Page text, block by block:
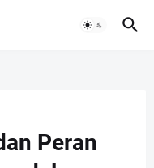
Peran